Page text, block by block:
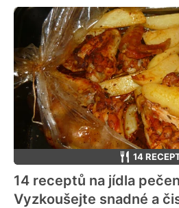
14
14 receptů na jídla
Vyzkoušejte snadné a